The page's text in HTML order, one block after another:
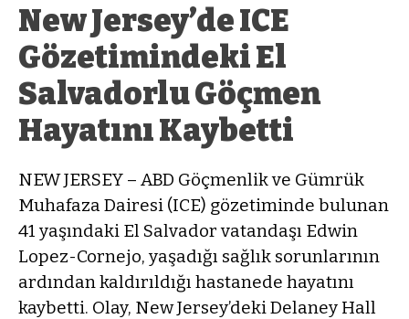
New Jersey’de ICE
Gözetimindeki El
Salvadorlu Göçmen
Hayatını Kaybetti
NEW JERSEY – ABD Göçmenlik ve Gümrük
Muhafaza Dairesi (ICE) gözetiminde bulunan
41 yaşındaki El Salvador vatandaşı Edwin
Lopez-Cornejo, yaşadığı sağlık sorunlarının
ardından kaldırıldığı hastanede hayatını
kaybetti. Olay, New Jersey’deki Delaney Hall